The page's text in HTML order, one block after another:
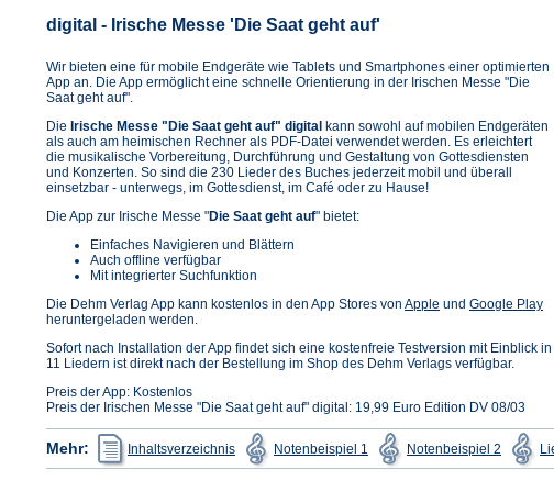
digital - Irische Messe 'Die Saat geht auf'
Wir bieten eine für mobile Endgeräte wie Tablets und Smartphones einer optimierten
App an. Die App ermöglicht eine schnelle Orientierung in der Irischen Messe "Die
Saat geht auf".
Die Irische Messe "Die Saat geht auf" digital kann sowohl auf mobilen Endgeräten
als auch am heimischen Rechner als PDF-Datei verwendet werden. Es erleichtert
die musikalische Vorbereitung, Durchführung und Gestaltung von Gottesdiensten
und Konzerten. So sind die 230 Lieder des Buches jederzeit mobil und überall
einsetzbar - unterwegs, im Gottesdienst, im Café oder zu Hause!
Die App zur Irische Messe "Die Saat geht auf" bietet:
Einfaches Navigieren und Blättern
Auch offline verfügbar
Mit integrierter Suchfunktion
Die Dehm Verlag App kann kostenlos in den App Stores von Apple (Öffnet
neuen
Tab)
und Google Play
heruntergeladen werden.
Sofort nach Installation der App findet sich eine kostenfreie Testversion mit Einblick
11 Liedern ist direkt nach der Bestellung im Shop des Dehm Verlags verfügbar.
Preis der App: Kostenlos
Preis der Irischen Messe "Die Saat geht auf" digital: 19,99 Euro Edition DV 08/03
Mehr: Inhaltsverzeichnis
(Öffnet
in
einem
Notenbeispiel 1
(Öffnet
in
einem
Notenbeispiel 2
(Öffnet
in
einem